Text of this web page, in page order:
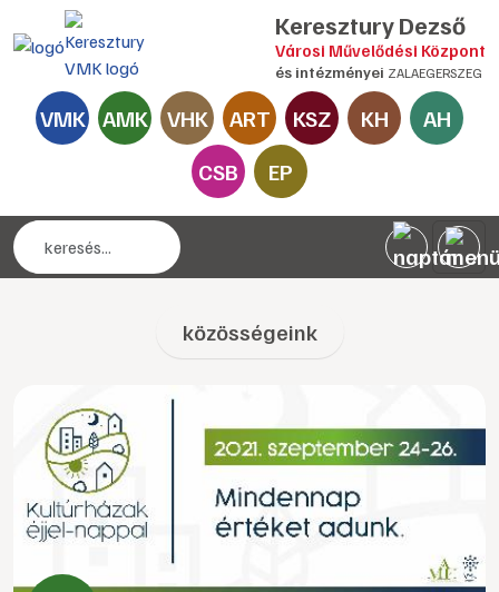
Keresztury Dezső
Városi Művelődési Központ
és intézményei ZALAEGERSZEG
VMK AMK VHK ART KSZ KH
AH
CSB
EP
közösségeink